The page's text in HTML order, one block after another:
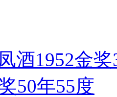
酒1952金
50年55度